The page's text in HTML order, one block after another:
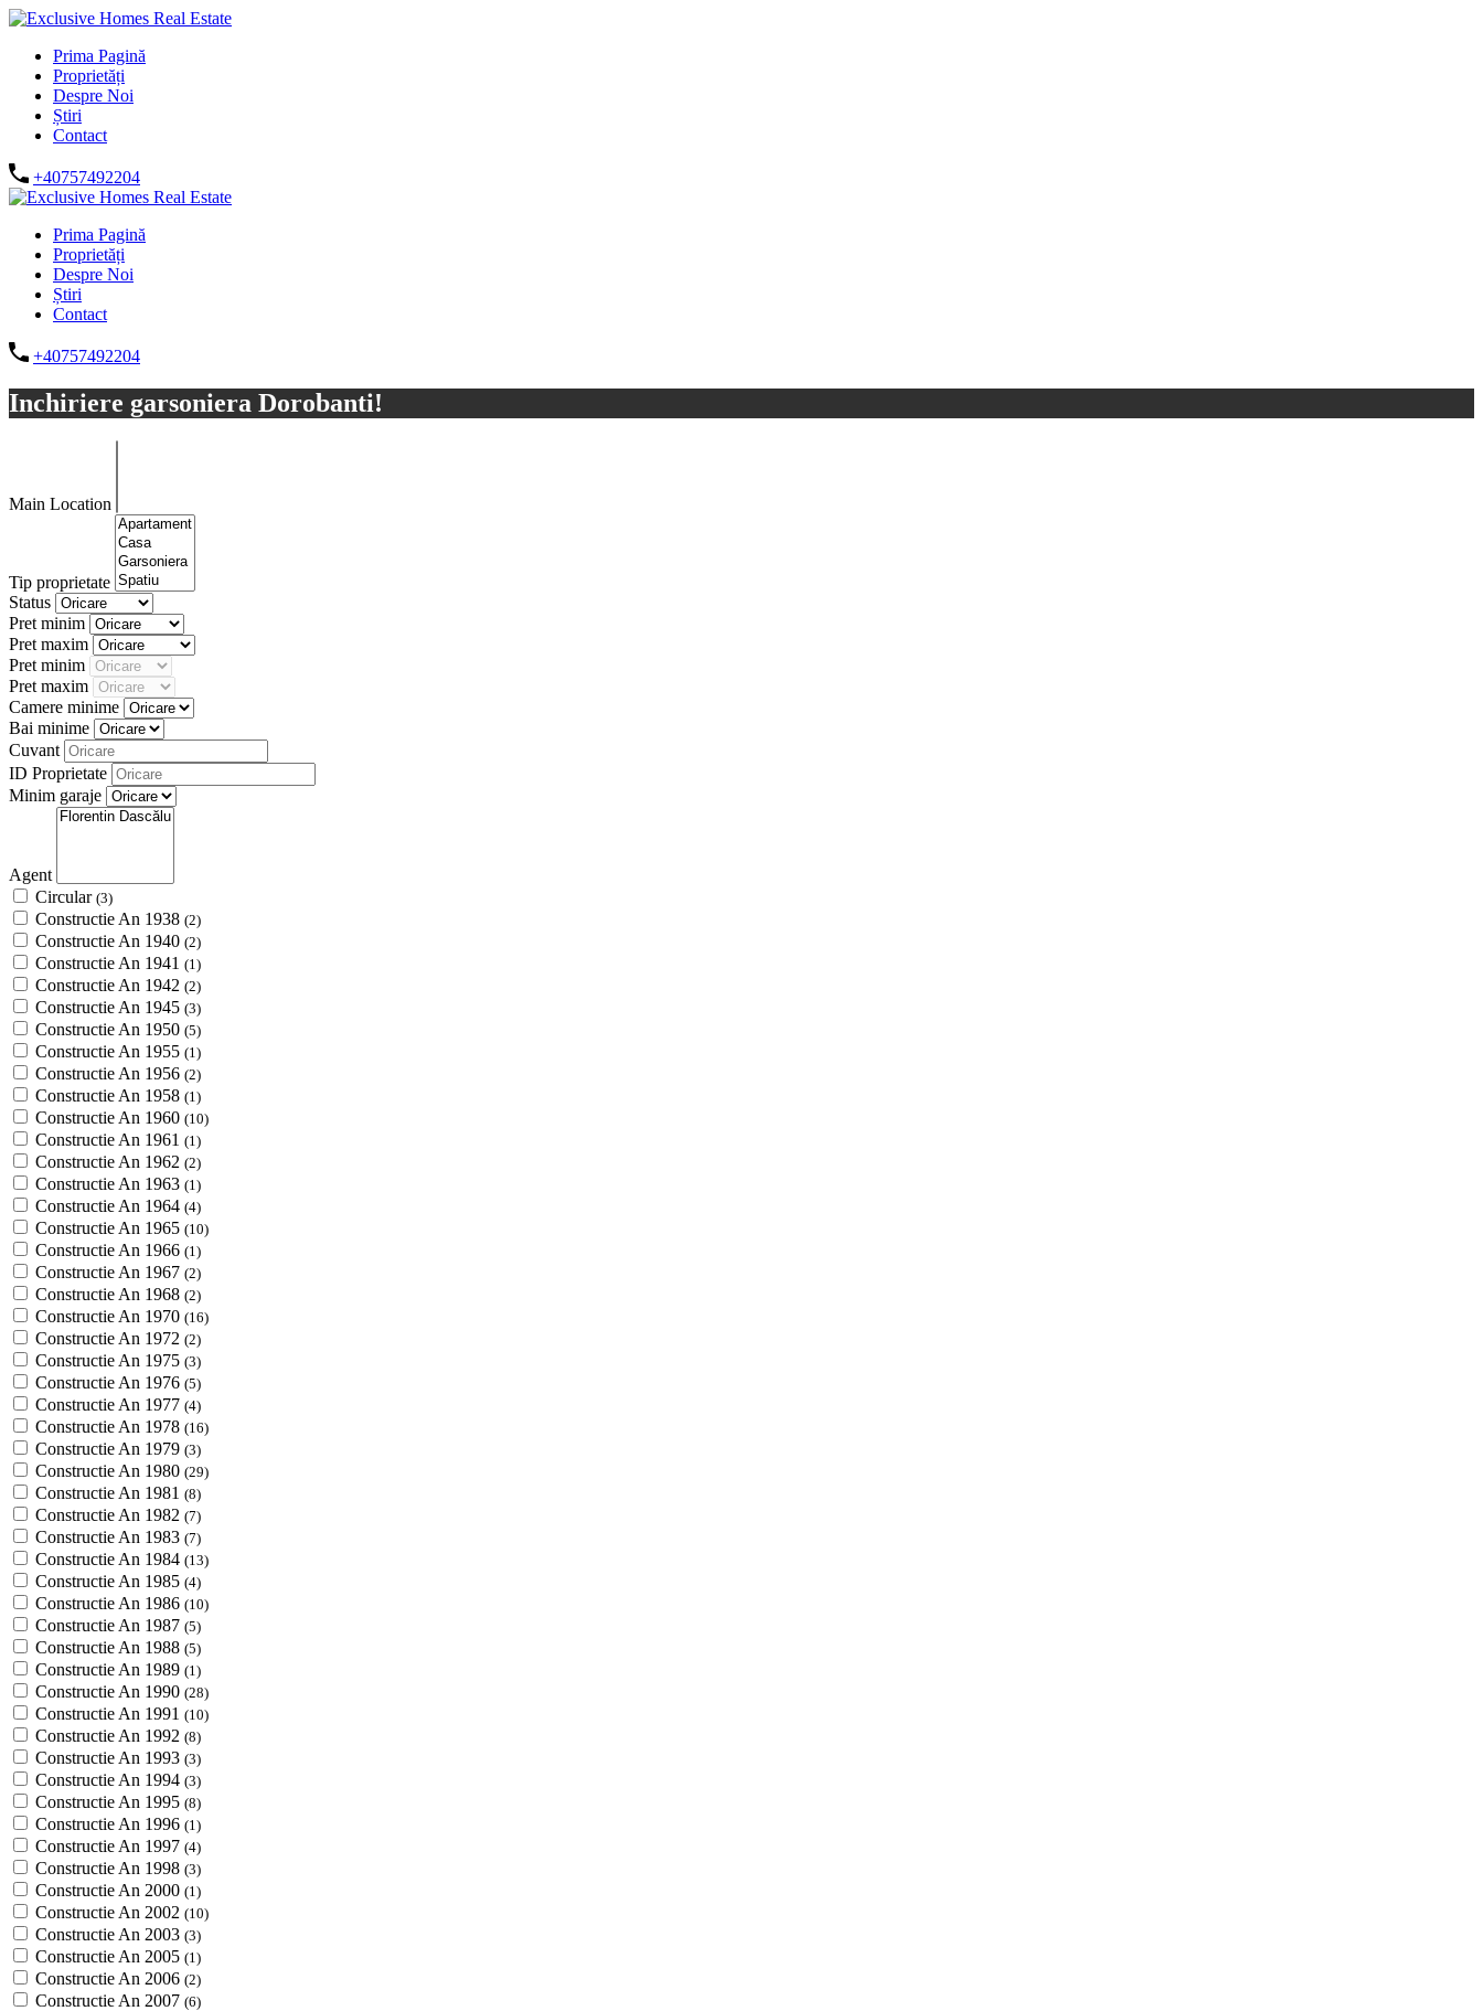
Prima Pagină
Proprietăți
Despre Noi
Știri
Contact
+40757492204
Prima Pagină
Proprietăți
Despre Noi
Știri
Contact
+40757492204
Inchiriere garsoniera Dorobanti!
Main Location
Tip proprietate
Status
Pret minim
Pret maxim
Pret minim
Pret maxim
Camere minime
Bai minime
Cuvant
ID Proprietate
Minim garaje
Agent
Circular (3)
Constructie An 1938 (2)
Constructie An 1940 (2)
Constructie An 1941 (1)
Constructie An 1942 (2)
Constructie An 1945 (3)
Constructie An 1950 (5)
Constructie An 1955 (1)
Constructie An 1956 (2)
Constructie An 1958 (1)
Constructie An 1960 (10)
Constructie An 1961 (1)
Constructie An 1962 (2)
Constructie An 1963 (1)
Constructie An 1964 (4)
Constructie An 1965 (10)
Constructie An 1966 (1)
Constructie An 1967 (2)
Constructie An 1968 (2)
Constructie An 1970 (16)
Constructie An 1972 (2)
Constructie An 1975 (3)
Constructie An 1976 (5)
Constructie An 1977 (4)
Constructie An 1978 (16)
Constructie An 1979 (3)
Constructie An 1980 (29)
Constructie An 1981 (8)
Constructie An 1982 (7)
Constructie An 1983 (7)
Constructie An 1984 (13)
Constructie An 1985 (4)
Constructie An 1986 (10)
Constructie An 1987 (5)
Constructie An 1988 (5)
Constructie An 1989 (1)
Constructie An 1990 (28)
Constructie An 1991 (10)
Constructie An 1992 (8)
Constructie An 1993 (3)
Constructie An 1994 (3)
Constructie An 1995 (8)
Constructie An 1996 (1)
Constructie An 1997 (4)
Constructie An 1998 (3)
Constructie An 2000 (1)
Constructie An 2002 (10)
Constructie An 2003 (3)
Constructie An 2005 (1)
Constructie An 2006 (2)
Constructie An 2007 (6)